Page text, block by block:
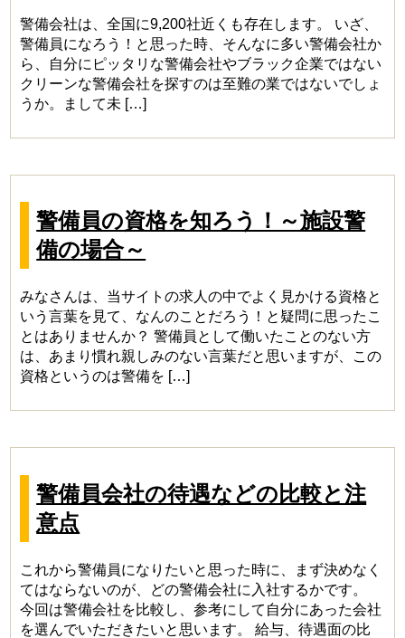
警備会社は、全国に9,200社近くも存在します。 いざ、
警備員になろう！と思った時、そんなに多い警備会社か
ら、自分にピッタリな警備会社やブラック企業ではない
クリーンな警備会社を探すのは至難の業ではないでしょ
うか。まして未 […]
警備員の資格を知ろう！～施設警
備の場合～
みなさんは、当サイトの求人の中でよく見かける資格と
いう言葉を見て、なんのことだろう！と疑問に思ったこ
とはありませんか？ 警備員として働いたことのない方
は、あまり慣れ親しみのない言葉だと思いますが、この
資格というのは警備を […]
警備員会社の待遇などの比較と注
意点
これから警備員になりたいと思った時に、まず決めなく
てはならないのが、どの警備会社に入社するかです。
今回は警備会社を比較し、参考にして自分にあった会社
を選んでいただきたいと思います。 給与、待遇面の比